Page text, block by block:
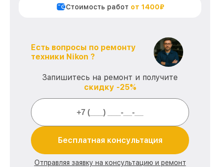
Стоимость работ от 1400₽
Есть вопросы по ремонту
техники Nikon ?
Запишитесь на ремонт и получите
скидку -25%
Бесплатная консультация
Отправляя заявку на консультацию и ремонт